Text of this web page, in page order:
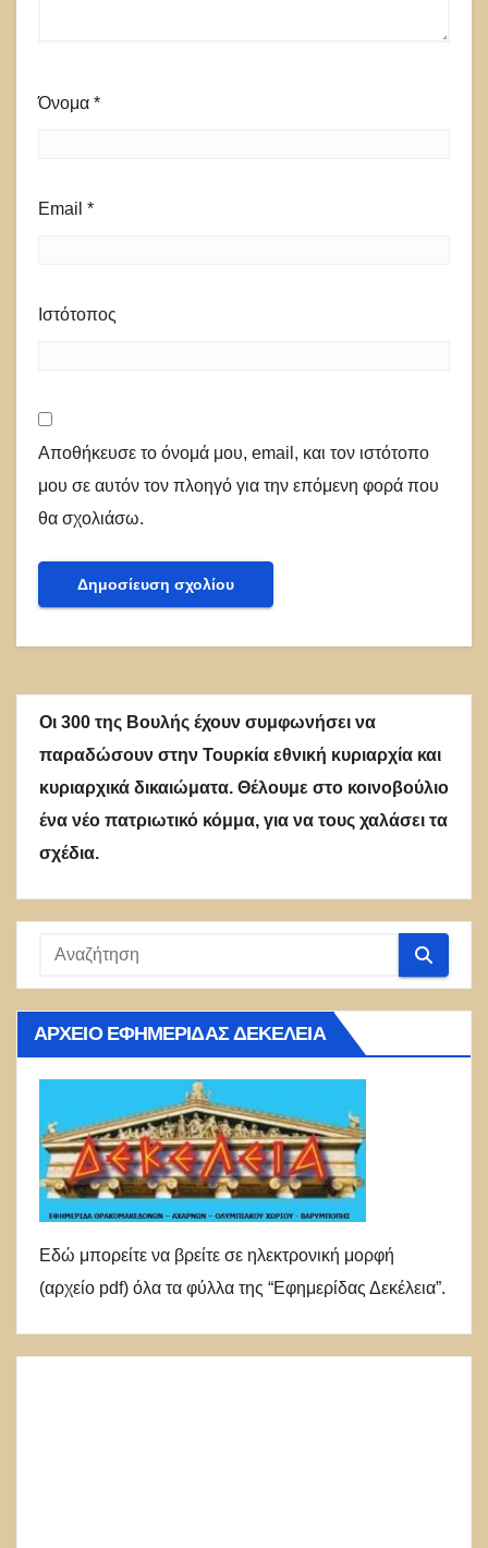
Όνομα *
Email *
Ιστότοπος
Αποθήκευσε το όνομά μου, email, και τον ιστότοπο
μου σε αυτόν τον πλοηγό για την επόμενη φορά που
θα σχολιάσω.
Οι 300 της Βουλής έχουν συμφωνήσει να
παραδώσουν στην Τουρκία εθνική κυριαρχία και
κυριαρχικά δικαιώματα. Θέλουμε στο κοινοβούλιο
ένα νέο πατριωτικό κόμμα, για να τους χαλάσει τα
σχέδια.
ΑΡΧΕΊΟ ΕΦΗΜΕΡΊΔΑΣ ΔΕΚΈΛΕΙΑ
Εδώ μπορείτε να βρείτε σε ηλεκτρονική μορφή
(αρχείο pdf) όλα τα φύλλα της “Εφημερίδας Δεκέλεια”.